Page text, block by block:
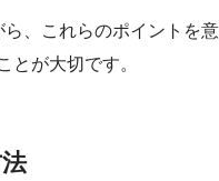
、これらのポイントを意
とが大切です。